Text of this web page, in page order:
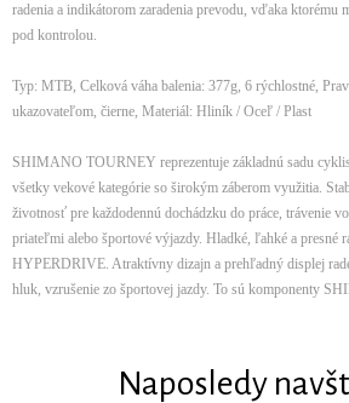
radenia a indikátorom zaradenia prevodu, vďaka ktorému
pod kontrolou.
Typ: MTB, Celková váha balenia: 377g, 6 rýchlostné,
ukazovateľom, čierne, Materiál: Hliník / Oceľ / Plast
SHIMANO TOURNEY reprezentuje základnú sadu
všetky vekové kategórie so širokým záberom využitia.
životnosť pre každodennú dochádzku do práce, trávenie
priateľmi alebo športové výjazdy. Hladké, ľahké a presné
HYPERDRIVE. Atraktívny dizajn a prehľadný displej
hluk, vzrušenie zo športovej jazdy. To sú komponenty
Naposledy